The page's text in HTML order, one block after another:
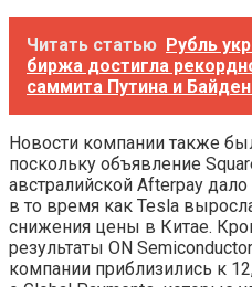
Читать статью Рубль
биржа достигла
саммита Путина и
Новости компании также
поскольку объявление
австралийской Afterpay
в то время как Tesla
снижения цены в Китае.
результаты ON
компании приблизились к